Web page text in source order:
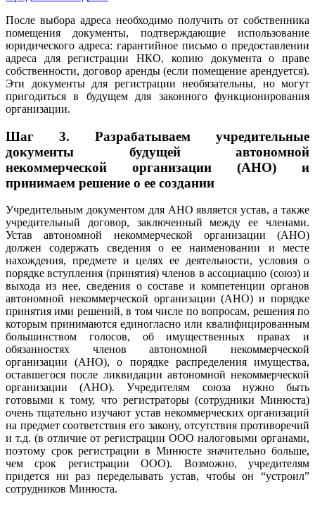
После выбора адреса необходимо получить от собственника
помещения документы, подтверждающие использование
юридического адреса: гарантийное письмо о предоставлении
адреса для регистрации НКО, копию документа о праве
собственности, договор аренды (если помещение арендуется).
Эти документы для регистрации необязательны, но могут
пригодиться в будущем для законного функционирования
организации.
Шаг 3.
Разрабатываем учредительные
документы будущей автономной
некоммерческой организации (АНО) и
принимаем решение о ее создании
Учредительным документом для АНО является устав, а также
учредительный договор, заключенный между ее членами.
Устав автономной некоммерческой организации (АНО)
должен содержать сведения о ее наименовании и месте
нахождения, предмете и целях ее деятельности, условия о
порядке вступления (принятия) членов в ассоциацию (союз) и
выхода из нее, сведения о составе и компетенции органов
автономной некоммерческой организации (АНО) и порядке
принятия ими решений, в том числе по вопросам, решения по
которым принимаются единогласно или квалифицированным
большинством голосов, об имущественных правах и
обязанностях членов автономной некоммерческой
организации (АНО), о порядке распределения имущества,
оставшегося после ликвидации автономной некоммерческой
организации (АНО). Учредителям союза нужно быть
готовыми к тому, что регистраторы (сотрудники Минюста)
очень тщательно изучают устав некоммерческих организаций
на предмет соответствия его закону, отсутствия противоречий
и т.д. (в отличие от регистрации ООО налоговыми органами,
поэтому срок регистрации в Минюсте значительно больше,
чем срок регистрации ООО). Возможно, учредителям
придется ни раз переделывать устав, чтобы он “устроил”
сотрудников Минюста.